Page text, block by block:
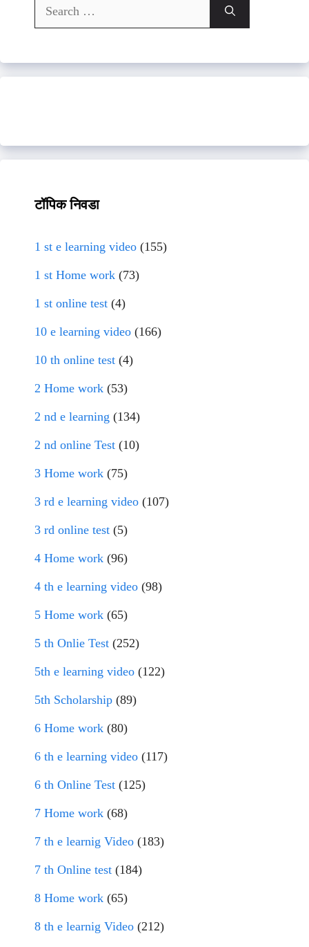
Search
for:
टॉपिक निवडा
1 st e learning video (155)
1 st Home work (73)
1 st online test (4)
10 e learning video (166)
10 th online test (4)
2 Home work (53)
2 nd e learning (134)
2 nd online Test (10)
3 Home work (75)
3 rd e learning video (107)
3 rd online test (5)
4 Home work (96)
4 th e learning video (98)
5 Home work (65)
5 th Onlie Test (252)
5th e learning video (122)
5th Scholarship (89)
6 Home work (80)
6 th e learning video (117)
6 th Online Test (125)
7 Home work (68)
7 th e learnig Video (183)
7 th Online test (184)
8 Home work (65)
8 th e learnig Video (212)